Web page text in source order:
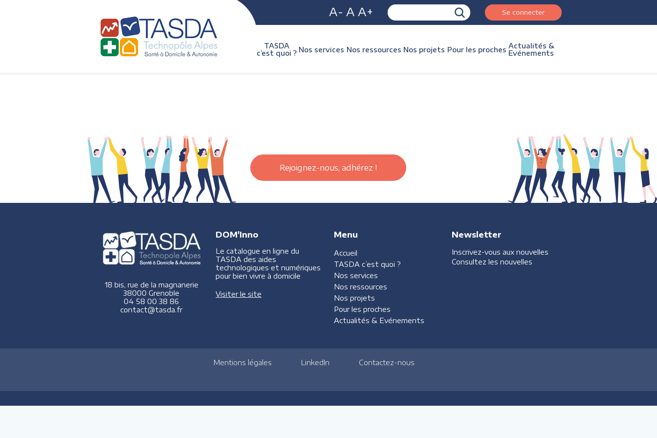
A- A A+ Se connecter
TASDA
c’est quoi ? Nos services Nos ressources Nos projets Pour les proches Actualités &
Evénements
Rejoignez-nous, adhérez !
18 bis, rue de la magnanerie
38000 Grenoble
04 58 00 38 86
contact@tasda.fr
DOM'Inno
Le catalogue en ligne du
TASDA des aides
technologiques et numériques
pour bien vivre à domicile
Visiter le site
Menu
Accueil
TASDA c’est quoi ?
Nos services
Nos ressources
Nos projets
Pour les proches
Actualités & Evénements
Newsletter
Inscrivez-vous aux nouvelles
Consultez les nouvelles
Mentions légales LinkedIn Contactez-nous